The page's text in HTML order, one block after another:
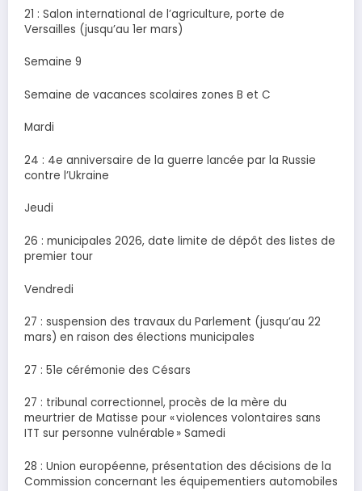
21 : Salon international de l’agriculture, porte de
Versailles (jusqu’au 1er mars)
Semaine 9
Semaine de vacances scolaires zones B et C
Mardi
24 : 4e anniversaire de la guerre lancée par la Russie
contre l’Ukraine
Jeudi
26 : municipales 2026, date limite de dépôt des listes de
premier tour
Vendredi
27 : suspension des travaux du Parlement (jusqu’au 22
mars) en raison des élections municipales
27 : 51e cérémonie des Césars
27 : tribunal correctionnel, procès de la mère du
meurtrier de Matisse pour « violences volontaires sans
ITT sur personne vulnérable » Samedi
28 : Union européenne, présentation des décisions de la
Commission concernant les équipementiers automobiles